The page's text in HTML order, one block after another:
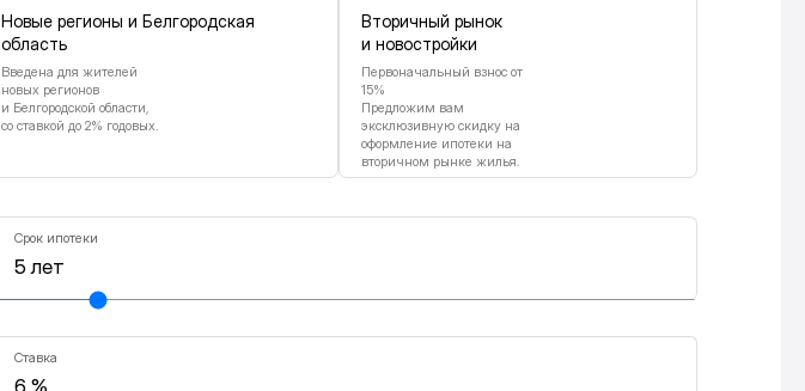
Новые регионы и Белгородская
область
Введена для жителей
новых регионов
и Белгородской области,
со ставкой до 2% годовых.
Вторичный рынок
и новостройки
Первоначальный взнос от
15%
Предложим вам
эксклюзивную скидку на
оформление ипотеки на
вторичном рынке жилья.
Срок ипотеки
Ставка